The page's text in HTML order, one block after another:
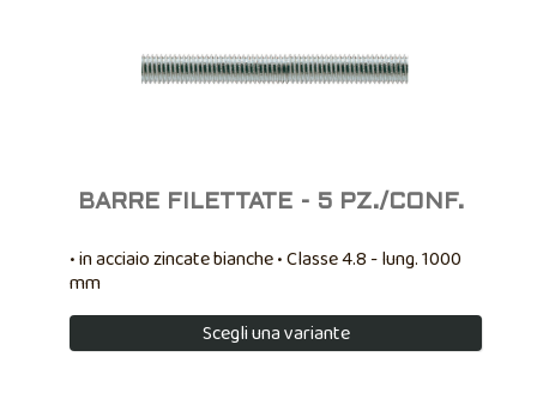
BARRE FILETTATE - 5 PZ./CONF.
• in acciaio zincate bianche • Classe 4.8 - lung. 1000
mm
Scegli una variante